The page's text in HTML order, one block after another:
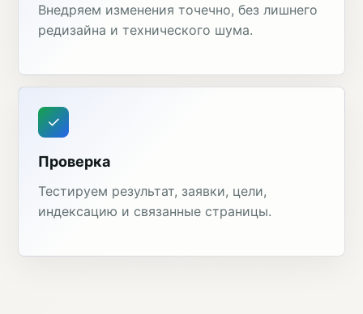
Внедряем изменения точечно, без лишнего
редизайна и технического шума.
Проверка
Тестируем результат, заявки, цели,
индексацию и связанные страницы.